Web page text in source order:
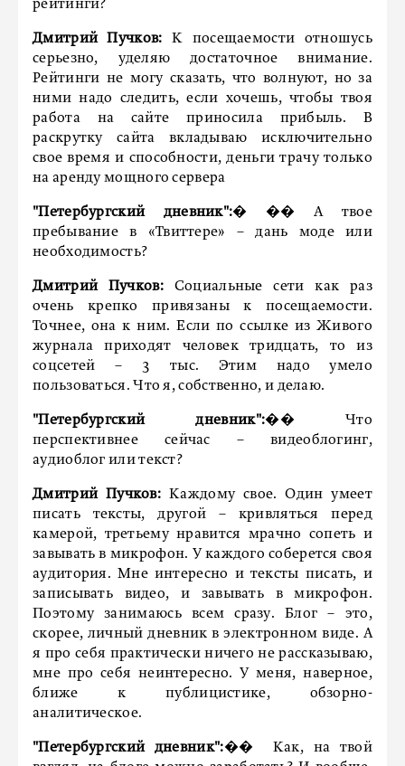
рейтинги?
Дмитрий Пучков: К посещаемости отношусь
серьезно, уделяю достаточное внимание.
Рейтинги не могу сказать, что волнуют, но за
ними надо следить, если хочешь, чтобы твоя
работа на сайте приносила прибыль. В
раскрутку сайта вкладываю исключительно
свое время и способности, деньги трачу только
на аренду мощного сервера
"Петербургский дневник":� �� А твое
пребывание в «Твиттере» – дань моде или
необходимость?
Дмитрий Пучков:Социальные сети как раз
очень крепко привязаны к посещаемости.
Точнее, она к ним. Если по ссылке из Живого
журнала приходят человек тридцать, то из
соцсетей – 3 тыс. Этим надо умело
пользоваться. Что я, собственно, и делаю.
"Петербургский дневник":�� Что
перспективнее сейчас – видеоблогинг,
аудиоблог или текст?
Дмитрий Пучков: Каждому свое. Один умеет
писать тексты, другой – кривляться перед
камерой, третьему нравится мрачно сопеть и
завывать в микрофон. У каждого соберется своя
аудитория. Мне интересно и тексты писать, и
записывать видео, и завывать в микрофон.
Поэтому занимаюсь всем сразу. Блог – это,
скорее, личный дневник в электронном виде. А
я про себя практически ничего не рассказываю,
мне про себя неинтересно. У меня, наверное,
ближе к публицистике, обзорно-
аналитическое.
"Петербургский дневник":�� Как, на твой